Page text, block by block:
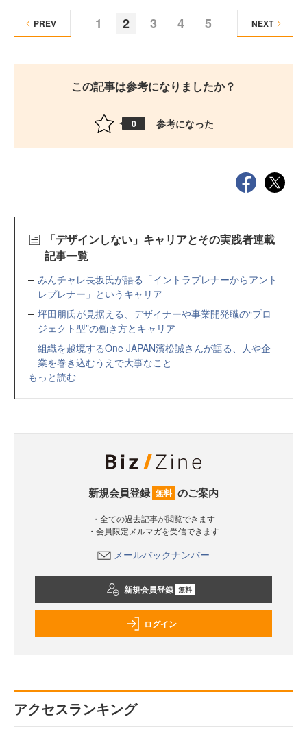
1 2 3 4 5
PREV NEXT
この記事は参考になりましたか？
0 参考になった
「デザインしない」キャリアとその実践者連載
記事一覧
みんチャレ長坂氏が語る「イントラプレナーからアント
レプレナー」というキャリア
坪田朋氏が見据える、デザイナーや事業開発職の“プロ
ジェクト型”の働き方とキャリア
組織を越境するOne JAPAN濱松誠さんが語る、人や企
業を巻き込むうえで大事なこと
もっと読む
新規会員登録 無料 のご案内
・全ての過去記事が閲覧できます
・会員限定メルマガを受信できます
メールバックナンバー
新規会員登録 無料
ログイン
アクセスランキング